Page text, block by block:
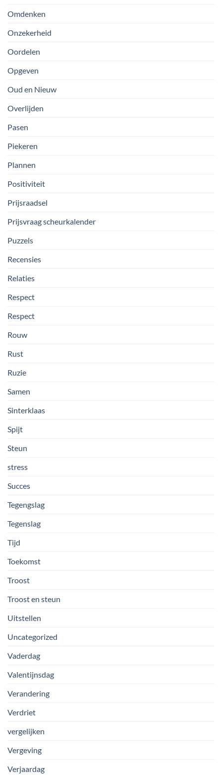
Omdenken
Onzekerheid
Oordelen
Opgeven
Oud en Nieuw
Overlijden
Pasen
Piekeren
Plannen
Positiviteit
Prijsraadsel
Prijsvraag scheurkalender
Puzzels
Recensies
Relaties
Respect
Respect
Rouw
Rust
Ruzie
Samen
Sinterklaas
Spijt
Steun
stress
Succes
Tegengslag
Tegenslag
Tijd
Toekomst
Troost
Troost en steun
Uitstellen
Uncategorized
Vaderdag
Valentijnsdag
Verandering
Verdriet
vergelijken
Vergeving
Verjaardag